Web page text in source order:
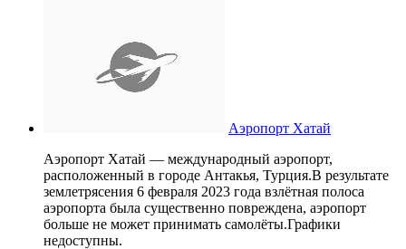
Аэропорт Хатай
Аэропорт Хатай — международный аэропорт,
расположенный в городе Антакья, Турция.В результате
землетрясения 6 февраля 2023 года взлётная полоса
аэропорта была существенно повреждена, аэропорт
больше не может принимать самолёты.Графики
недоступны.